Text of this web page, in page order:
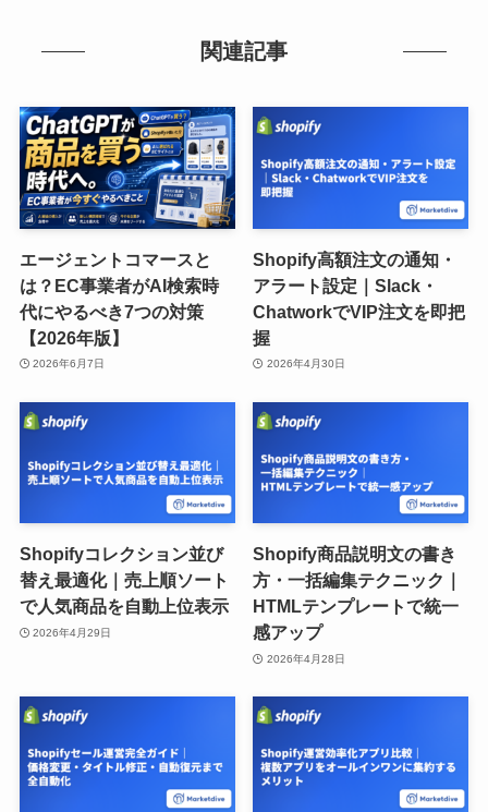
関連記事
エージェントコマースと
は？EC事業者がAI検索時
代にやるべき7つの対策
【2026年版】
2026年6月7日
Shopify高額注文の通知・
アラート設定｜Slack・
ChatworkでVIP注文を即把
握
2026年4月30日
Shopifyコレクション並び
替え最適化｜売上順ソート
で人気商品を自動上位表示
2026年4月29日
Shopify商品説明文の書き
方・一括編集テクニック｜
HTMLテンプレートで統一
感アップ
2026年4月28日